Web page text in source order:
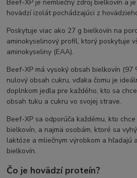
Beef-XP je nemliečny zdroj bielkovín a
hovädzí izolát pochádzajúci z
Poskytuje viac ako 27 g bielkovín na
aminokyselinový profil, ktorý poskytuje
aminokyseliny (EAA).
Beef-XP má vysoký obsah bielkovín (97
nulový obsah cukru, vďaka čomu je
doplnkom jedla pre každého, kto sa
obsah tuku a cukru vo svojej strave.
Beef-XP sa odporúča každému, kto
bielkovín, a najmä osobám, ktoré sa
laktóze a mliečnym výrobkom a hľadajú
bielkovín.
Čo je hovädzí proteín?